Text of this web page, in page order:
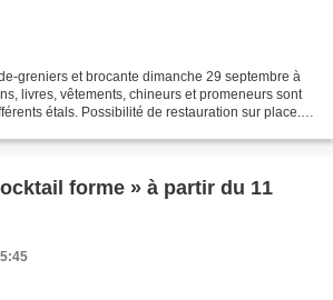
greniers et brocante dimanche 29 septembre à
livres, vêtements, chineurs et promeneurs sont
étals. Possibilité de restauration sur place.
forme » à partir du 11